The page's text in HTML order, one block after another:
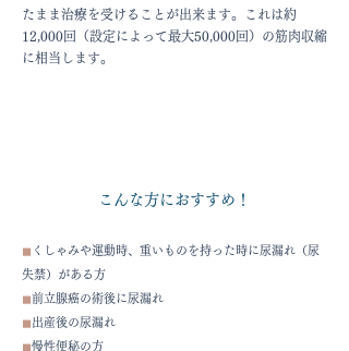
たまま治療を受けることが出来ます。これは約
12,000回（設定によって最大50,000回）の筋肉収縮
に相当します。
こんな方におすすめ！
◼︎ くしゃみや運動時、重いものを持った時に尿漏れ（尿
失禁）がある方
◼︎前立腺癌の術後に尿漏れ
◼︎出産後の尿漏れ
◼︎慢性便秘の方